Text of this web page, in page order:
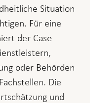
Situation
Für eine
der Case
oder Behörden
Die
und